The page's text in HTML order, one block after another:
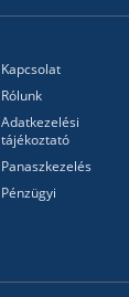
Kapcsolat
Rólunk
Adatkezelési
tájékoztató
Panaszkezelés
Pénzügyi